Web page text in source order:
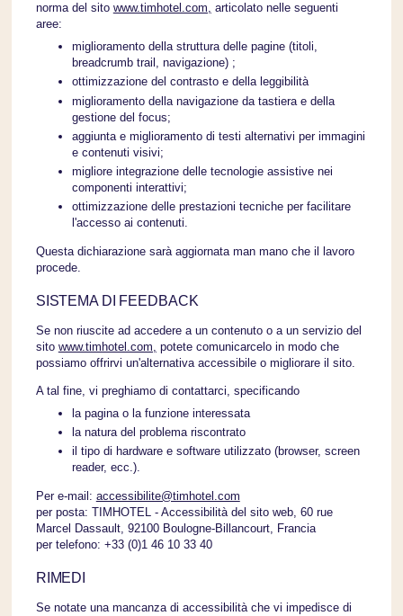
norma del sito www.timhotel.com, articolato nelle seguenti
aree:
miglioramento della struttura delle pagine (titoli,
breadcrumb trail, navigazione) ;
ottimizzazione del contrasto e della leggibilità
miglioramento della navigazione da tastiera e della
gestione del focus;
aggiunta e miglioramento di testi alternativi per immagini
e contenuti visivi;
migliore integrazione delle tecnologie assistive nei
componenti interattivi;
ottimizzazione delle prestazioni tecniche per facilitare
l'accesso ai contenuti.
Questa dichiarazione sarà aggiornata man mano che il lavoro
procede.
SISTEMA DI FEEDBACK
Se non riuscite ad accedere a un contenuto o a un servizio del
sito www.timhotel.com, potete comunicarcelo in modo che
possiamo offrirvi un'alternativa accessibile o migliorare il sito.
A tal fine, vi preghiamo di contattarci, specificando
la pagina o la funzione interessata
la natura del problema riscontrato
il tipo di hardware e software utilizzato (browser, screen
reader, ecc.).
Per e-mail: accessibilite@timhotel.com
per posta: TIMHOTEL - Accessibilità del sito web, 60 rue
Marcel Dassault, 92100 Boulogne-Billancourt, Francia
per telefono: +33 (0)1 46 10 33 40
RIMEDI
Se notate una mancanza di accessibilità che vi impedisce di